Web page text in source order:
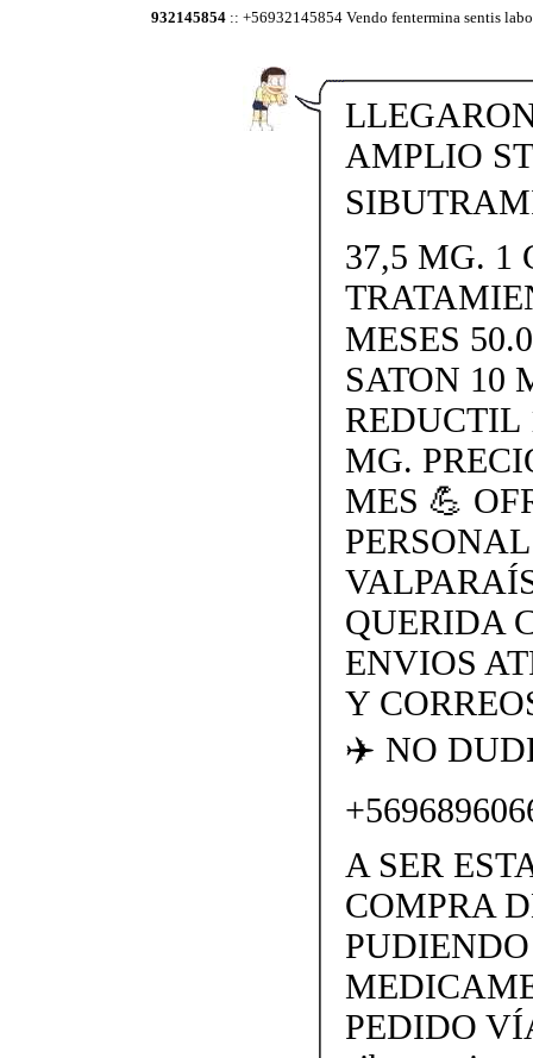
932145854:: +56932145854 Vendo fentermina sentis
AMPLIO
37,5 MG. 1
MESES
SATON 10
REDUCTIL
MG.
MES 💪
QUERIDA
ENVIOS
Y
✈️ NO
A SER
COMPRA
PEDIDO